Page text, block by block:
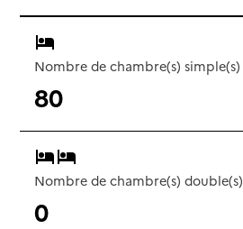
Nombre de chambre(s) simple(s)
80
Nombre de chambre(s) double(s)
0